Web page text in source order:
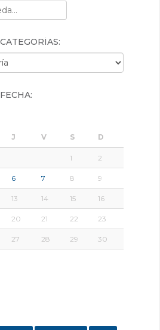
J V S D
1 2
6 7 8 9
13 14 15 16
20 21 22 23
27 28 29 30